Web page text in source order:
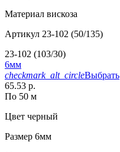
Материал вискоза
Артикул 23-102 (50/135)
23-102 (103/30)
6мм
checkmark_alt_circleВыбрать
65.53 р.
По 50 м
Цвет черный
Размер 6мм